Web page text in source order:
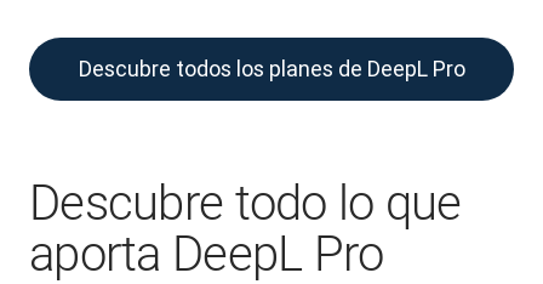
Descubre todos los planes de DeepL Pro
Descubre todo lo que
aporta DeepL Pro